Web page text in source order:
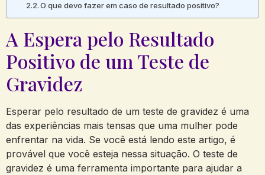
O que devo fazer em caso de resultado positivo?
A Espera pelo Resultado
Positivo de um Teste de
Gravidez
Esperar pelo resultado de um teste de gravidez é uma
das experiências mais tensas que uma mulher pode
enfrentar na vida. Se você está lendo este artigo, é
provável que você esteja nessa situação. O teste de
gravidez é uma ferramenta importante para ajudar a